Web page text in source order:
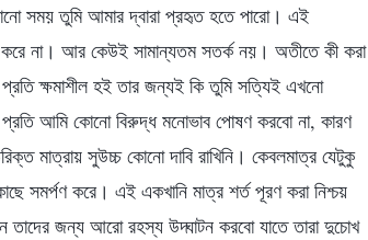
সময় তুমি আমার দ্বারা প্রহৃত হতে পারো। এই
না। আর কেউই সামান্যতম সতর্ক নয়। অতীতে কী করা
ক্ষমাশীল হই তার জন্যই কি তুমি সত্যিই এখনো
আমি কোনো বিরুদ্ধ মনোভাব পোষণ করবো না, কারণ
মাত্রায় সুউচ্চ কোনো দাবি রাখিনি। কেবলমাত্র যেটুকু
সমর্পণ করে। এই একখানি মাত্র শর্ত পূরণ করা নিশ্চয়
তাদের জন্য আরো রহস্য উদ্ঘাটন করবো যাতে তারা দুচোখ